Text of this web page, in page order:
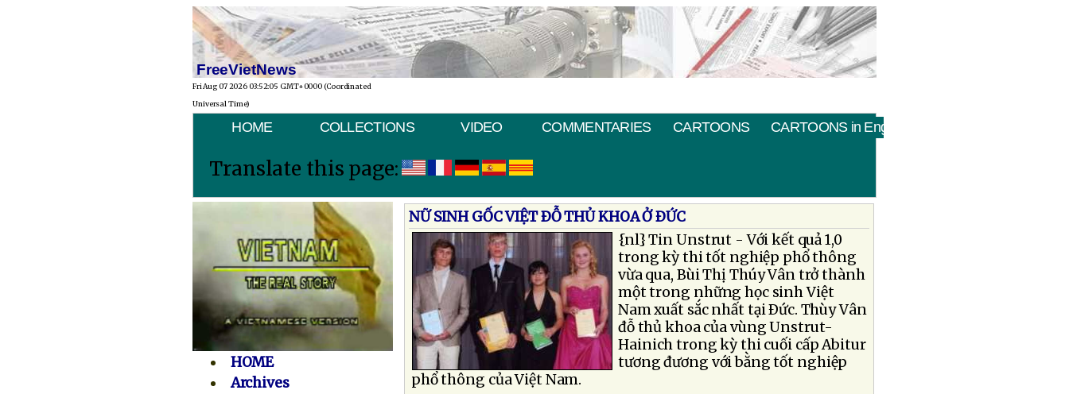
FreeVietNews
Fri Aug 07 2026 03:52:05 GMT+0000 (Coordinated
Universal Time)
HOME COLLECTIONS VIDEO COMMENTARIES CARTOONS CARTOONS in English
Translate this page:
HOME
Archives
NỮ SINH GỐC VIỆT ÐỖ THỦ KHOA Ở ÐỨC
{nl}Tin Unstrut - Với kết quả 1,0
trong kỳ thi tốt nghiệp phổ thông
vừa qua, Bùi Thị Thúy Vân trở thành
một trong những học sinh Việt
Nam xuất sắc nhất tại Ðức. Thùy Vân
đỗ thủ khoa của vùng Unstrut-
Hainich trong kỳ thi cuối cấp Abitur
tương đương với bằng tốt nghiệp
phổ thông của Việt Nam.